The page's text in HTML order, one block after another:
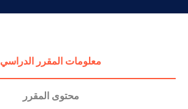
معلومات المقرر الدراسي
محتوى المقرر